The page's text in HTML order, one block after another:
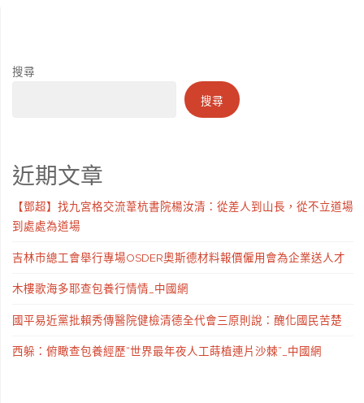
搜尋
搜尋
近期文章
【鄧超】找九宮格交流葦杭書院楊汝清：從差人到山長，從不立道場
到處處為道場
吉林市總工會舉行專場OSDER奧斯德材料報價僱用會為企業送人才
木樓歌海多耶查包養行情情_中國網
國平易近黨批賴秀傳醫院健檢清德全代會三原則說：醜化國民苦楚
西躲：俯瞰查包養經歷“世界最年夜人工蒔植連片沙棘”_中國網